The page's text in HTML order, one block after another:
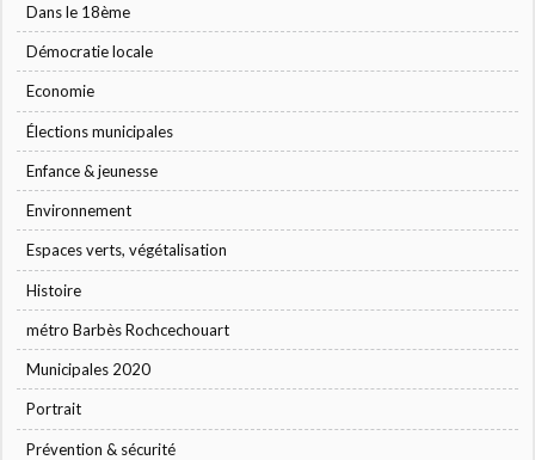
Dans le 18ème
Démocratie locale
Economie
Élections municipales
Enfance & jeunesse
Environnement
Espaces verts, végétalisation
Histoire
métro Barbès Rochcechouart
Municipales 2020
Portrait
Prévention & sécurité